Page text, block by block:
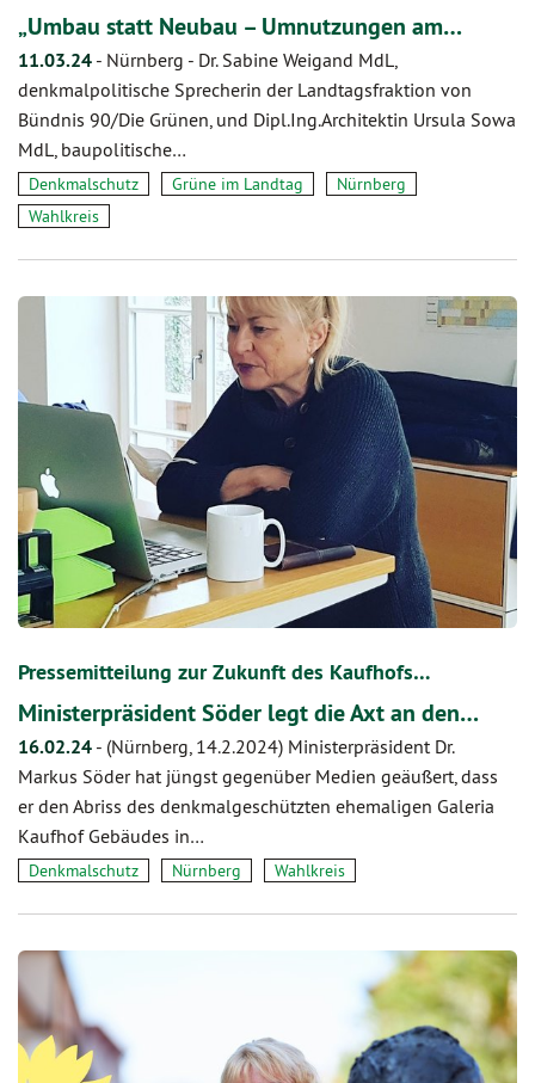
„Umbau statt Neubau – Umnutzungen am…
11.03.24 - Nürnberg - Dr. Sabine Weigand MdL,
denkmalpolitische Sprecherin der Landtagsfraktion von
Bündnis 90/Die Grünen, und Dipl.Ing.Architektin Ursula Sowa
MdL, baupolitische…
Denkmalschutz Grüne im Landtag
Nürnberg
Wahlkreis
Pressemitteilung zur Zukunft des Kaufhofs…
Ministerpräsident Söder legt die Axt an den…
16.02.24 - (Nürnberg, 14.2.2024) Ministerpräsident Dr.
Markus Söder hat jüngst gegenüber Medien geäußert, dass
er den Abriss des denkmalgeschützten ehemaligen Galeria
Kaufhof Gebäudes in…
Denkmalschutz Nürnberg Wahlkreis